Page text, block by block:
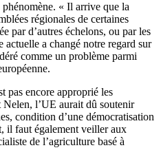
« Il arrive que la
régionales de certaines
par d’autres échelons, ou par les
a changé notre regard sur
comme un problème parmi
pas encore approprié les
l’UE aurait dû soutenir
condition d’une démocratisation
il faut également veiller aux
de l’agriculture basé à